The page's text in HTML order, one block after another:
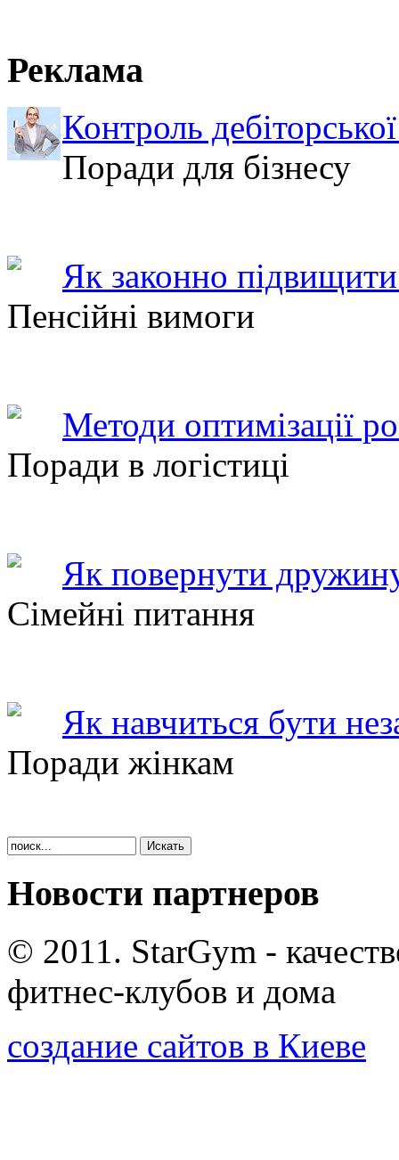
Реклама
Контроль
Поради для бізнесу
Як законно підвищити
Пенсійні вимоги
Методи оптимізації
Поради в логістиці
Як повернути
Сімейні питання
Як навчиться бути
Поради жінкам
Новости партнеров
© 2011. StarGym -
фитнес-клубов и дома
создание сайтов в Киеве